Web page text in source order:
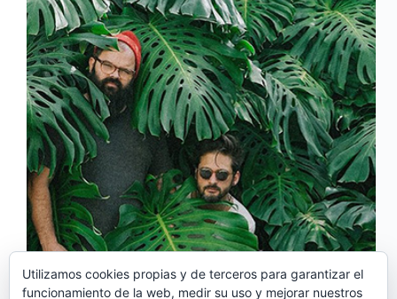
Utilizamos cookies propias y de terceros para garantizar el
funcionamiento de la web, medir su uso y mejorar nuestros